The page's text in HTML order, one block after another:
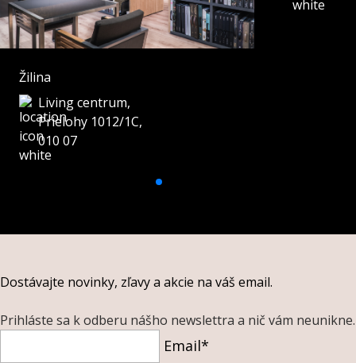
Žilina
Living centrum,
Prielohy 1012/1C,
010 07
Dostávajte novinky, zľavy a akcie na váš email.
Prihláste sa k odberu nášho newslettra a nič vám neunikne.
Email*